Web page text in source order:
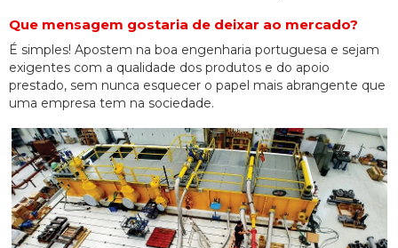
Que mensagem gostaria de deixar ao mercado?
É simples! Apostem na boa engenharia portuguesa e sejam
exigentes com a qualidade dos produtos e do apoio
prestado, sem nunca esquecer o papel mais abrangente que
uma empresa tem na sociedade.